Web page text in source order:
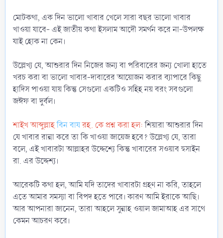
মোটকথা, এক দিন ভালো খাবার খেলে সারা বছর ভালো খাবার
খাওয়া যাবে- এই জাতীয় কথা ইসলাম আদৌ সমর্থন করে না-উপলক্ষ
যাই হোক না কেন।
উল্লেখ্য যে, আশুরার দিন নিজের জন্য বা পরিবারের জন্য খোলা হাতে
খরচ করা বা ভালো খাবার-দাবারের আয়োজন করার ব্যাপারে কিছু
হাদিস পাওয়া যায় কিন্তু সেগুলো একটিও সহিহ নয় বরং সবগুলো
জঈফ বা দুর্বল।
শাইখ আব্দুল্লাহবিন বাযরহ. কে প্রশ্ন করা হল:শিয়ারা আশুরার দিন
যে খাবার রান্না করে তা কি খাওয়া জায়েজ হবে? উল্লেখ্য যে, তারা
বলে, এই খাবারটা আল্লাহর উদ্দেশ্যে কিন্তু খাবারের সওয়াব হুসাইন
রা. এর উদ্দেশ্য।
আরেকটি কথা হল, আমি যদি তাদের খাবারটা গ্রহণ না করি, তাহলে
এতে আমার সমস্যা বা বিপদ হতে পারে। কারণ আমি ইরাকে আছি।
আর আপনারা জানেন, তারা আহলে সুন্নাহ ওয়াল জামাআহ এর সাথে
কেমন আচরণ করে।